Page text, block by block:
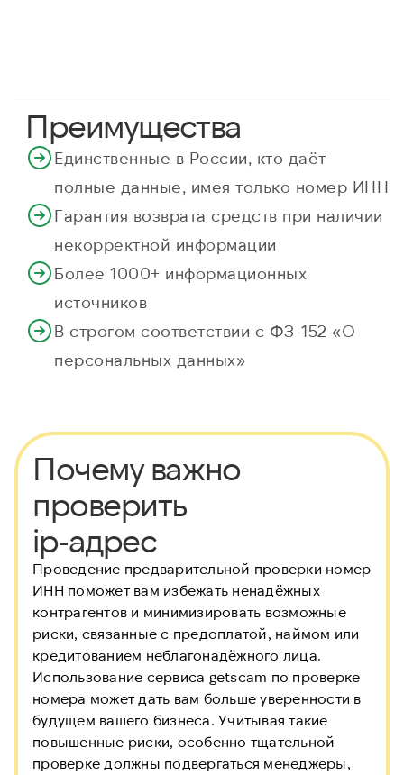
Преимущества
Единственные в России, кто даёт
полные данные, имея только номер ИНН
Гарантия возврата средств при наличии
некорректной информации
Более 1000+ информационных
источников
В строгом соответствии с ФЗ-152 «О
персональных данных»
Почему важно
проверить
ip-адрес
Проведение предварительной проверки номер
ИНН поможет вам избежать ненадёжных
контрагентов и минимизировать возможные
риски, связанные с предоплатой, наймом или
кредитованием неблагонадёжного лица.
Использование сервиса getscam по проверке
номера может дать вам больше уверенности в
будущем вашего бизнеса. Учитывая такие
повышенные риски, особенно тщательной
проверке должны подвергаться менеджеры,